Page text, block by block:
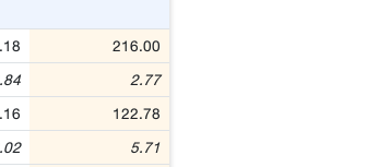
216.00
2.77
122.78
5.71